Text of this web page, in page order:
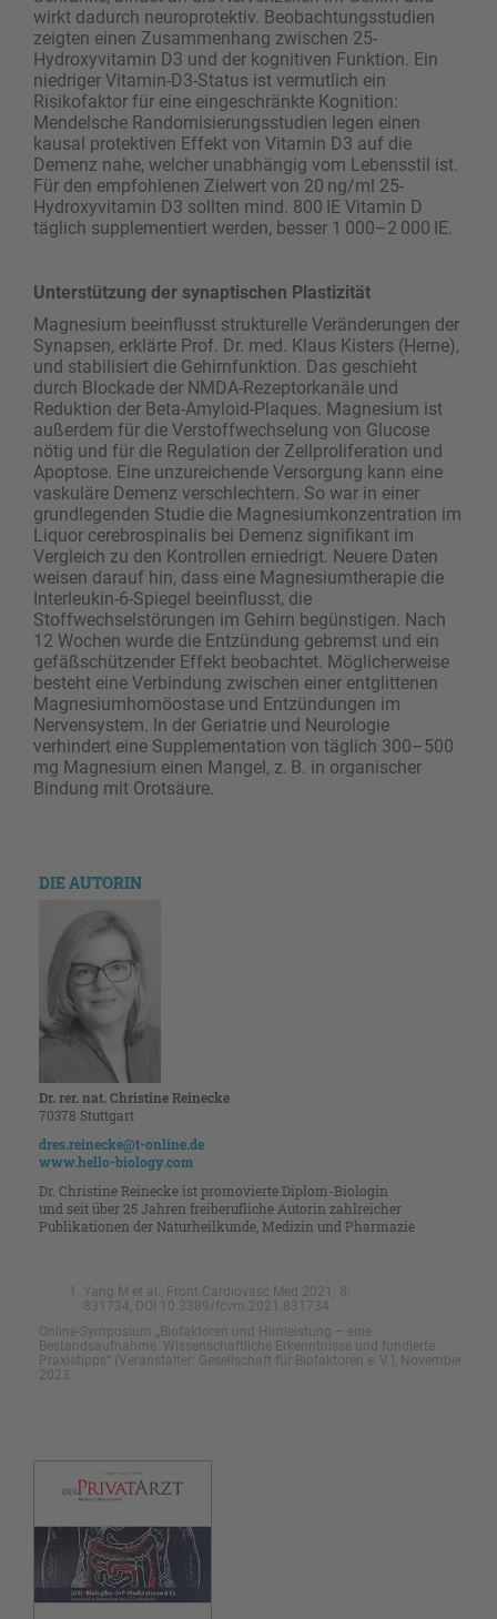
wirkt dadurch neuroprotektiv. Beobachtungsstudien
zeigten einen Zusammenhang zwischen 25-
Hydroxyvitamin D3 und der kognitiven Funktion. Ein
niedriger Vitamin-D3-Status ist vermutlich ein
Risikofaktor für eine eingeschränkte Kognition:
Mendelsche Randomisierungsstudien legen einen
kausal protektiven Effekt von Vitamin D3 auf die
Demenz nahe, welcher unabhängig vom Lebensstil ist.
Für den empfohlenen Zielwert von 20 ng/ml 25-
Hydroxyvitamin D3 sollten mind. 800 IE Vitamin D
täglich supplementiert werden, besser 1 000–2 000 IE.
Unterstützung der synaptischen Plastizität
Magnesium beeinflusst strukturelle Veränderungen der
Synapsen, erklärte Prof. Dr. med. Klaus Kisters (Herne),
und stabilisiert die Gehirnfunktion. Das geschieht
durch Blockade der NMDA-Rezeptorkanäle und
Reduktion der Beta-Amyloid-Plaques. Magnesium ist
außerdem für die Verstoffwechselung von Glucose
nötig und für die Regulation der Zellproliferation und
Apoptose. Eine unzureichende Versorgung kann eine
vaskuläre Demenz verschlechtern. So war in einer
grundlegenden Studie die Magnesiumkonzentration im
Liquor cerebrospinalis bei Demenz signifikant im
Vergleich zu den Kontrollen erniedrigt. Neuere Daten
weisen darauf hin, dass eine Magnesiumtherapie die
Interleukin-6-Spiegel beeinflusst, die
Stoffwechselstörungen im Gehirn begünstigen. Nach
12 Wochen wurde die Entzündung gebremst und ein
gefäßschützender Effekt beobachtet. Möglicherweise
besteht eine Verbindung zwischen einer entglittenen
Magnesiumhomöostase und Entzündungen im
Nervensystem. In der Geriatrie und Neurologie
verhindert eine Supplementation von täglich 300–500
mg Magnesium einen Mangel, z. B. in organischer
Bindung mit Orotsäure.
DIE AUTORIN
Dr. rer. nat. Christine Reinecke
70378 Stuttgart
dres.reinecke@t-online.de
www.hello-biology.com
Dr. Christine Reinecke ist promovierte Diplom-Biologin
und ­seit über 25 Jahren freiberufliche Autorin zahlreicher
Publikationen der Naturheilkunde, Medizin und Pharmazie
Yang M et al., Front Cardiovasc Med 2021; 8:
831734, DOI 10.3389/fcvm.2021.831734
Online-Symposium „Biofaktoren und Hirnleistung – eine
Bestandsaufnahme. Wissenschaftliche Erkenntnisse und fundierte
Praxistipps“ (Veranstalter: Gesellschaft für Biofaktoren e. V.), November
2023